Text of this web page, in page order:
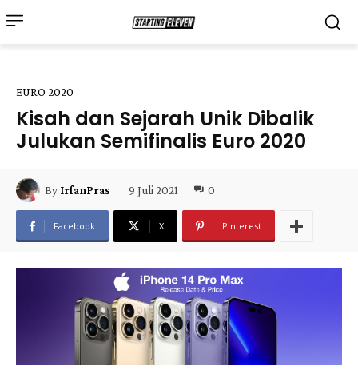
EURO 2020
Kisah dan Sejarah Unik Dibalik
Julukan Semifinalis Euro 2020
By IrfanPras 9 Juli 2021 0
Facebook X Pinterest